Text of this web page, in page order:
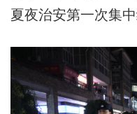
夏夜治安第一次集中